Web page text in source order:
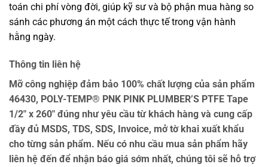
toán chi phí vòng đời, giúp kỹ sư và bộ phận mua hàng so
sánh các phương án một cách thực tế trong vận hành
hằng ngày.
Thông tin liên hệ
Mỡ công nghiệp đảm bảo 100% chất lượng của sản phẩm
46430, POLY-TEMP® PNK PINK PLUMBER’S PTFE Tape
1/2″ x 260″ đúng như yêu cầu từ khách hàng và cung cấp
đầy đủ MSDS, TDS, SDS, Invoice, mở tờ khai xuất khẩu
cho từng sản phẩm. Nếu có nhu cầu mua sản phẩm hãy
liên hệ đến để nhận báo giá sớm nhất, chúng tôi sẽ hỗ trợ